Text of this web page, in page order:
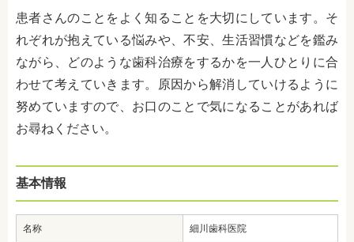
患者さんのことをよく知ることを大切にしています。そ
れぞれが抱えている悩みや、不安、生活習慣などを鑑み
ながら、どのような歯科治療をするかを一人ひとりに合
わせて考えていきます。原因から解消していけるように
努めていますので、お口のことで気になることがあれば
お尋ねください。
基本情報
名称 細川歯科医院